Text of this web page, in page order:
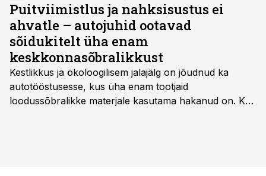
Puitviimistlus ja nahksisustus ei
ahvatle – autojuhid ootavad
sõidukitelt üha enam
keskkonnasõbralikkust
Kestlikkus ja ökoloogilisem jalajälg on jõudnud ka
autotööstusesse, kus üha enam tootjaid
loodussõbralikke materjale kasutama hakanud on. Kui